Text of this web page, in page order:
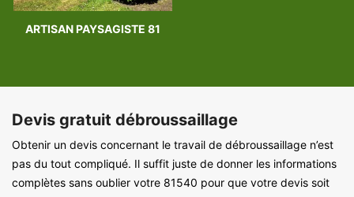
ARTISAN PAYSAGISTE 81
Devis gratuit débroussaillage
Obtenir un devis concernant le travail de débroussaillage n’est
pas du tout compliqué. Il suffit juste de donner les informations
complètes sans oublier votre 81540 pour que votre devis soit